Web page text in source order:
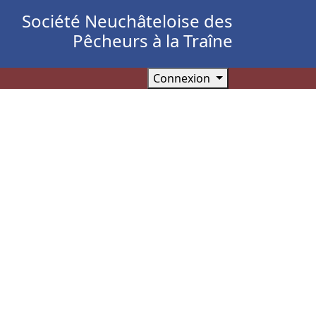
Société Neuchâteloise des
Pêcheurs à la Traîne
Connexion